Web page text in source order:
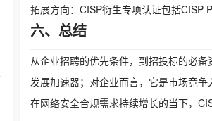
拓展方向：CISP衍生专项认证包括CISP-
六、总结
从企业招聘的优先条件，到招投标的必
发展加速器；对企业而言，它是市场竞争
在网络安全合规需求持续增长的当下，